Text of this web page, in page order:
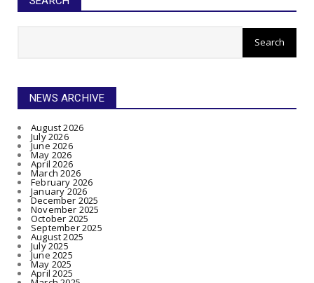
NEWS ARCHIVE
August 2026
July 2026
June 2026
May 2026
April 2026
March 2026
February 2026
January 2026
December 2025
November 2025
October 2025
September 2025
August 2025
July 2025
June 2025
May 2025
April 2025